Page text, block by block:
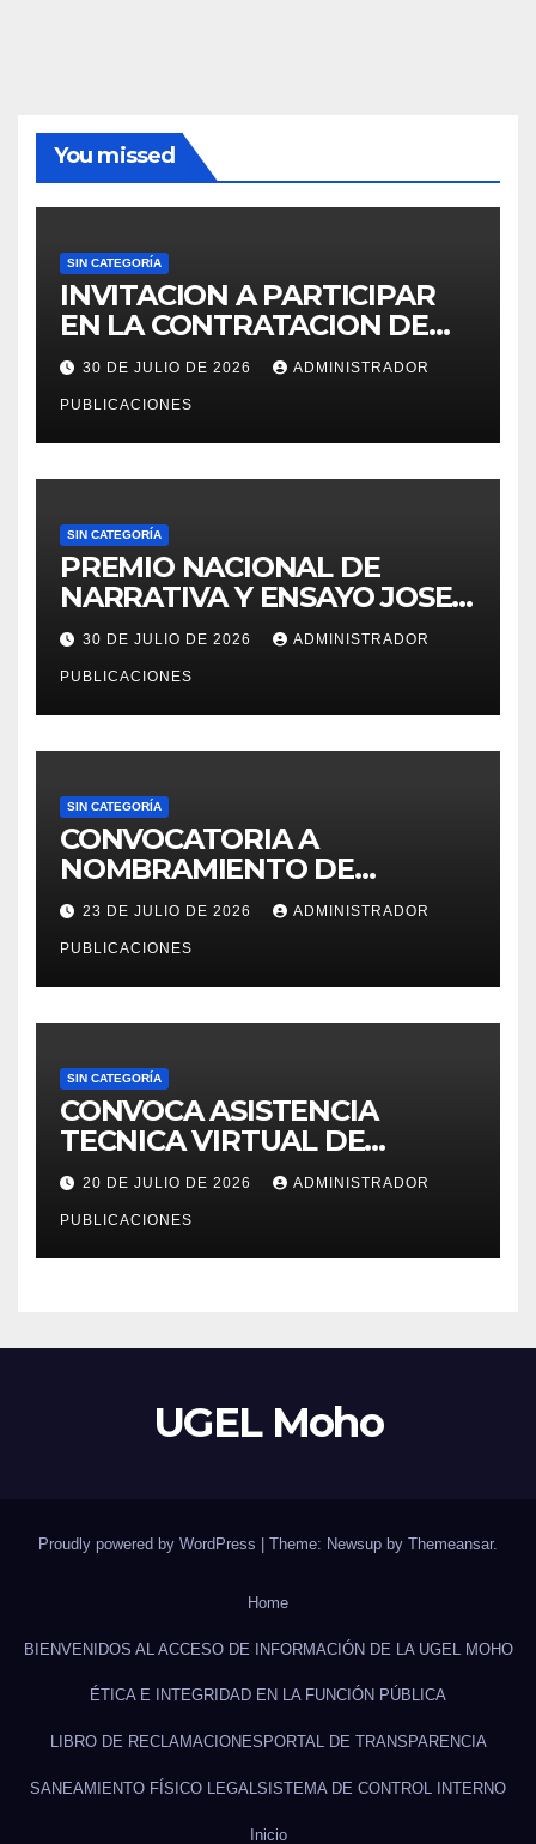
You missed
SIN CATEGORÍA
INVITACION A PARTICIPAR
EN LA CONTRATACION DE
SERVICIO DE ESPECIALISTA
EN RECURSOS HUMANOS
PARA LA OFICINA DE
ADMINISTRACION DE
PERSONAL – UGEL MOHO.
30 DE JULIO DE 2026 ADMINISTRADOR
PUBLICACIONES
SIN CATEGORÍA
PREMIO NACIONAL DE
NARRATIVA Y ENSAYO JOSE
MARIA ARGUEDAS
30 DE JULIO DE 2026 ADMINISTRADOR
PUBLICACIONES
SIN CATEGORÍA
CONVOCATORIA A
NOMBRAMIENTO DE
PERSONAL DEL DECRETO
LEGISLATIVO 276 – 2026
23 DE JULIO DE 2026 ADMINISTRADOR
PUBLICACIONES
SIN CATEGORÍA
CONVOCA ASISTENCIA
TECNICA VIRTUAL DE
«EJERCICIOS DEL CENSO
EDUCATIVO – 2026»
20 DE JULIO DE 2026 ADMINISTRADOR
PUBLICACIONES
UGEL Moho
Proudly powered by WordPress Theme: Newsup by Themeansar.
Home
BIENVENIDOS AL ACCESO DE INFORMACIÓN DE LA UGEL MOHO
ÉTICA E INTEGRIDAD EN LA FUNCIÓN PÚBLICA
LIBRO DE RECLAMACIONES PORTAL DE TRANSPARENCIA
SANEAMIENTO FÍSICO LEGAL SISTEMA DE CONTROL INTERNO
Inicio